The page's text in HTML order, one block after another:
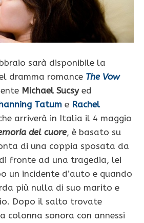
sarà disponibile la
dramma romance The Vow
Michael Sucsyed
Tatum e Rachel
arriverà in Italia il 4 maggio
del cuore, è basato su
di una coppia sposata da
fronte ad una tragedia, lei
un incidente d’auto e quando
più nulla di suo marito e
Dopo il salto trovate
colonna sonora con annessi